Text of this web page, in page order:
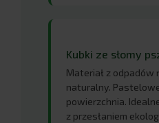
Kubki ze słomy
Materiał z odpadów
naturalny.
powierzchnia.
z przesłaniem